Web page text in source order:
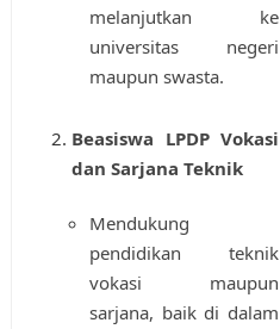
melanjutkan ke
universitas negeri
maupun swasta.
Beasiswa LPDP Vokasi
dan Sarjana Teknik
Mendukung
pendidikan teknik
vokasi maupun
sarjana, baik di dalam